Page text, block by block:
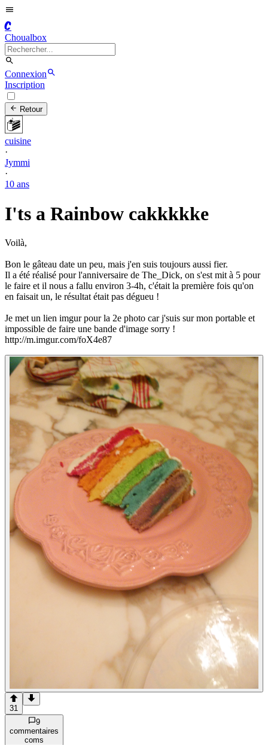
C
Choualbox
Connexion
Inscription
Retour
cuisine
·
Jymmi
·
10 ans
I'ts a Rainbow cakkkkke
Voilà,
Bon le gâteau date un peu, mais j'en suis toujours aussi fier.
Il a été réalisé pour l'anniversaire de The_Dick, on s'est mit à 5 pour
le faire et il nous a fallu environ 3-4h, c'était la première fois qu'on
en faisait un, le résultat était pas dégueu !
Je met un lien imgur pour la 2e photo car j'suis sur mon portable et
impossible de faire une bande d'image sorry !
http://m.imgur.com/foX4e87
31
9
commentaires
coms